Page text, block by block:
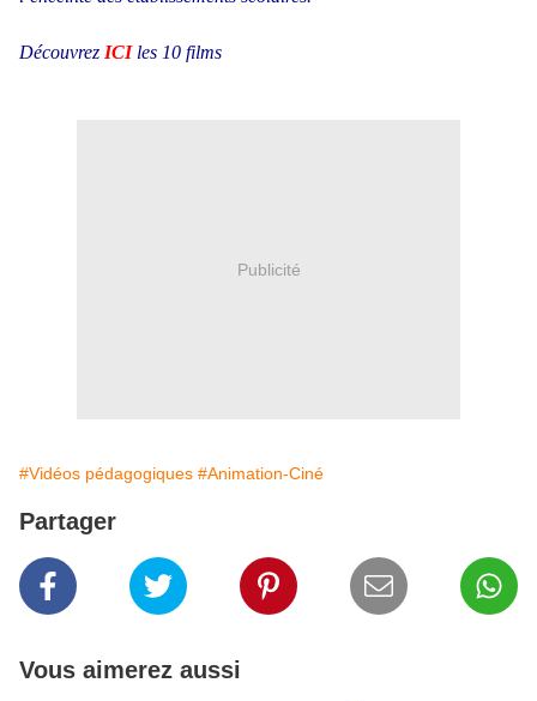
Découvrez ICIles 10 films
Publicité
#Vidéos pédagogiques #Animation-Ciné
Partager
Vous aimerez aussi